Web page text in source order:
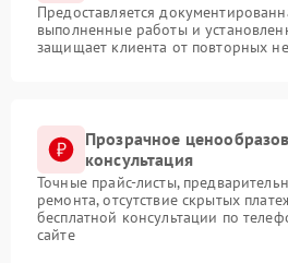
Предоставляется
выполненные работы и
защищает клиента от повторных
Прозрачное
консультация
Точные прайс-листы,
ремонта, отсутствие скрытых
бесплатной консультации по
сайте